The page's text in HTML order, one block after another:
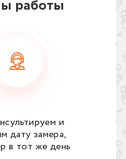
работы
и
дату замера,
в тот же день